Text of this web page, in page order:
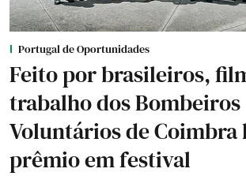
Portugal de Oportunidades
Feito por brasileiros,
trabalho dos Bombeiros
Voluntários de Coimbra
prêmio em festival